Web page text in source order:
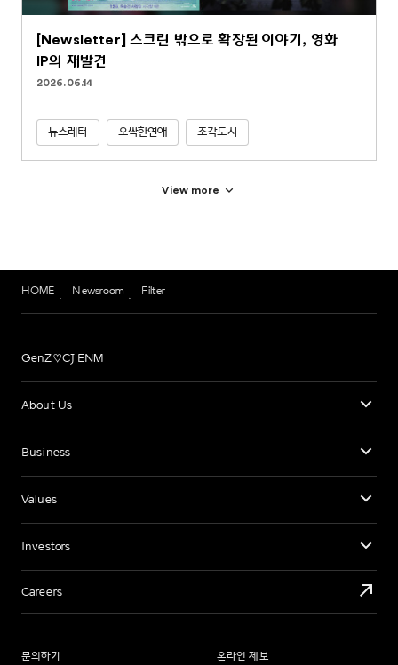
[Newsletter] 스크린 밖으로 확장된 이야기, 영화
IP의 재발견
2026.06.14
뉴스레터 오싹한연애 조각도시
View more
HOME Newsroom Filter
GenZ♡CJ ENM
About Us
Business
Values
Investors
Careers
문의하기 온라인 제보